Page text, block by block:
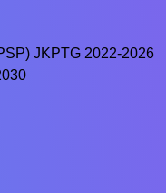
JKPTG 2022-2026